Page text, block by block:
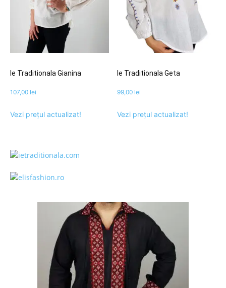
Ie Traditionala Gianina
107,00 lei
Vezi prețul actualizat!
Ie Traditionala Geta
99,00 lei
Vezi prețul actualizat!